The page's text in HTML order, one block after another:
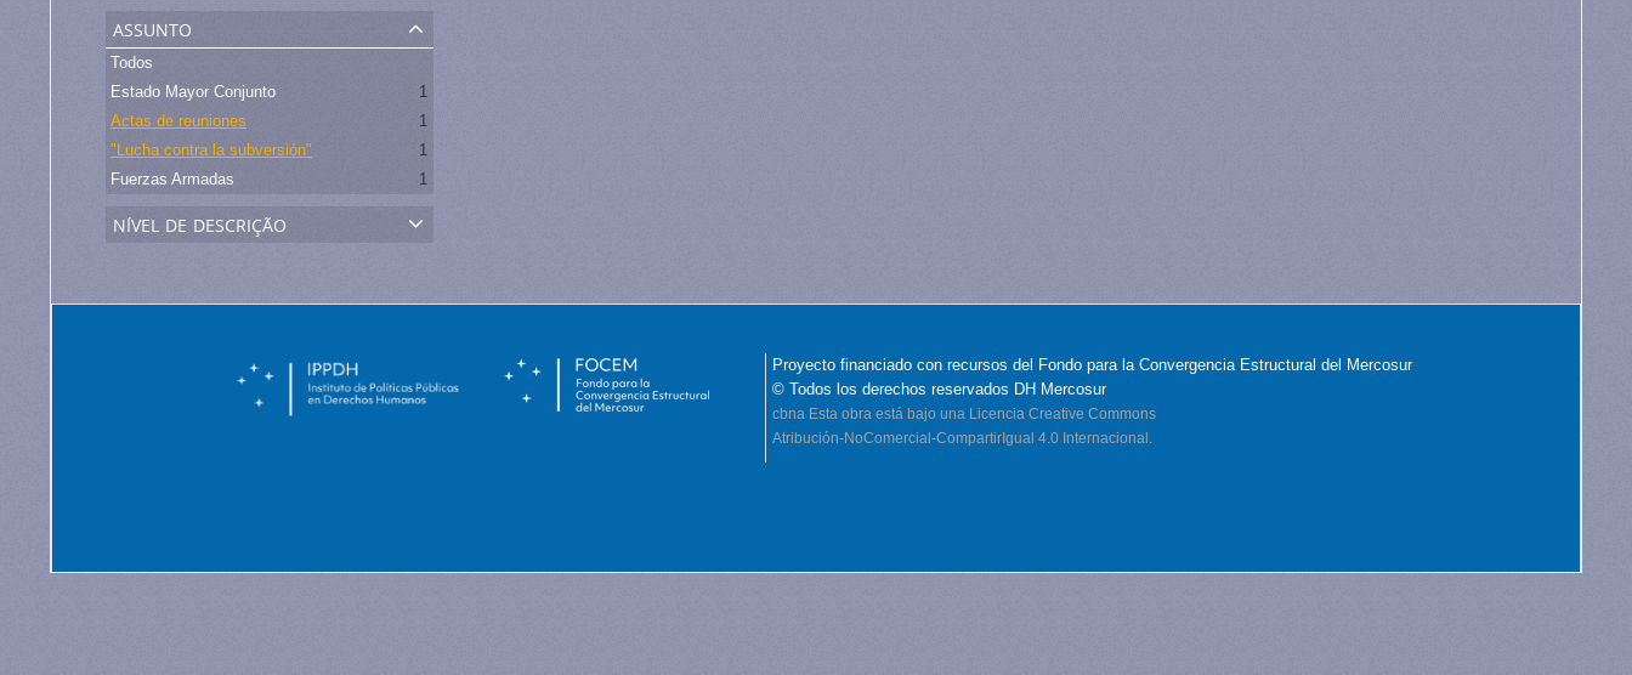
assunto
Todos
Estado Mayor Conjunto
1
Actas de reuniones
1
"Lucha contra la subversión"
1
Fuerzas Armadas
1
nível de descrição
Proyecto financiado con recursos del Fondo para la Convergencia Estructural del Mercosur
© Todos los derechos reservados DH Mercosur
cbna Esta obra está bajo una Licencia Creative Commons
Atribución-NoComercial-CompartirIgual 4.0 Internacional.